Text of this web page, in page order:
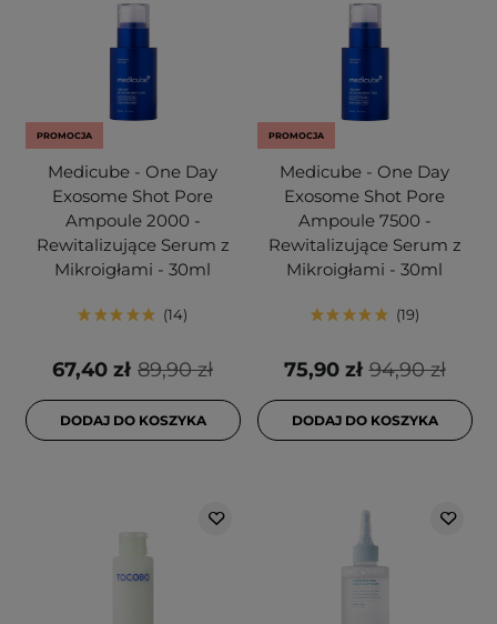
PROMOCJA
Medicube - One Day
Exosome Shot Pore
Ampoule 2000 -
Rewitalizujące Serum z
Mikroigłami - 30ml
14
89,90 zł
67,40 zł
DODAJ DO KOSZYKA
PROMOCJA
Medicube - One Day
Exosome Shot Pore
Ampoule 7500 -
Rewitalizujące Serum z
Mikroigłami - 30ml
19
94,90 zł
75,90 zł
DODAJ DO KOSZYKA